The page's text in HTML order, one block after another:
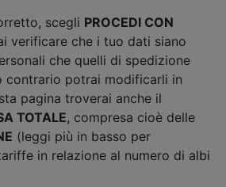
scegli PROCEDI CON
verificare che i tuo dati siano
che quelli di spedizione
contrario potrai modificarli in
pagina troverai anche il
TOTALE, compresa cioè delle
(leggi più in basso per
in relazione al numero di albi